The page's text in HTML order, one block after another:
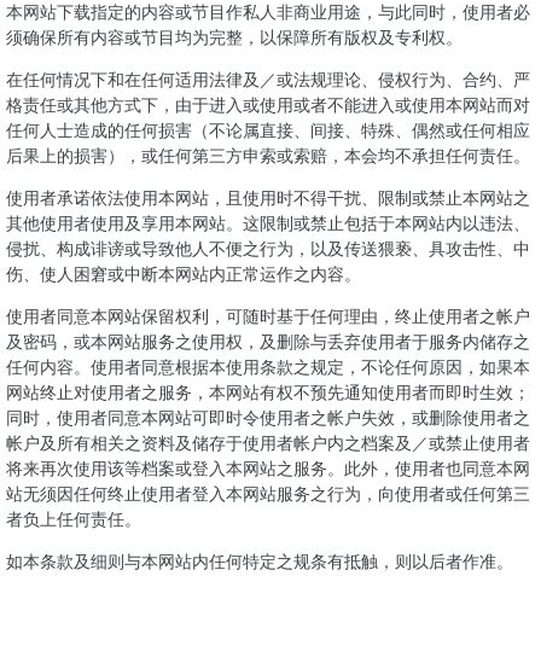
本网站下载指定的内容或节目作私人非商业用途，与此同时，使用者必
须确保所有内容或节目均为完整，以保障所有版权及专利权。
在任何情况下和在任何适用法律及／或法规理论、侵权行为、合约、严
格责任或其他方式下，由于进入或使用或者不能进入或使用本网站而对
任何人士造成的任何损害（不论属直接、间接、特殊、偶然或任何相应
后果上的损害），或任何第三方申索或索赔，本会均不承担任何责任。
使用者承诺依法使用本网站，且使用时不得干扰、限制或禁止本网站之
其他使用者使用及享用本网站。这限制或禁止包括于本网站内以违法、
侵扰、构成诽谤或导致他人不便之行为，以及传送猥亵、具攻击性、中
伤、使人困窘或中断本网站内正常运作之内容。
使用者同意本网站保留权利，可随时基于任何理由，终止使用者之帐户
及密码，或本网站服务之使用权，及删除与丢弃使用者于服务内储存之
任何内容。使用者同意根据本使用条款之规定，不论任何原因，如果本
网站终止对使用者之服务，本网站有权不预先通知使用者而即时生效；
同时，使用者同意本网站可即时令使用者之帐户失效，或删除使用者之
帐户及所有相关之资料及储存于使用者帐户内之档案及／或禁止使用者
将来再次使用该等档案或登入本网站之服务。此外，使用者也同意本网
站无须因任何终止使用者登入本网站服务之行为，向使用者或任何第三
者负上任何责任。
如本条款及细则与本网站内任何特定之规条有抵触，则以后者作准。